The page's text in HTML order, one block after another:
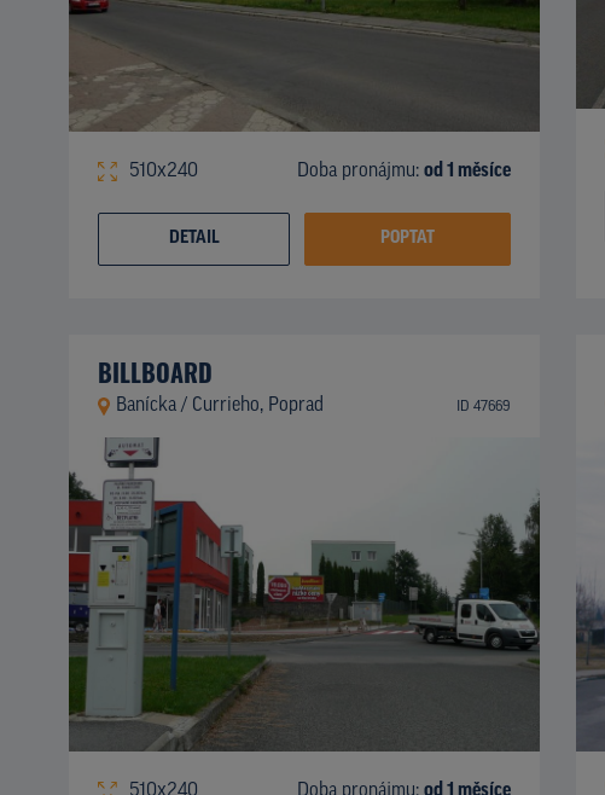
510x240 Doba pronájmu: od 1 měsíce
DETAIL POPTAT
BILLBOARD
Banícka / Currieho, Poprad ID 47669